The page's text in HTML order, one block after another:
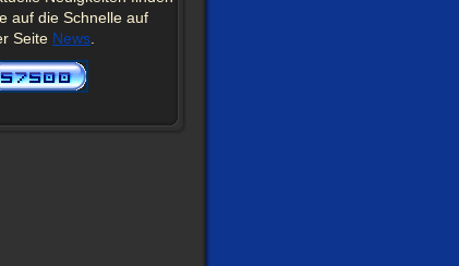
auf die Schnelle auf
Seite News